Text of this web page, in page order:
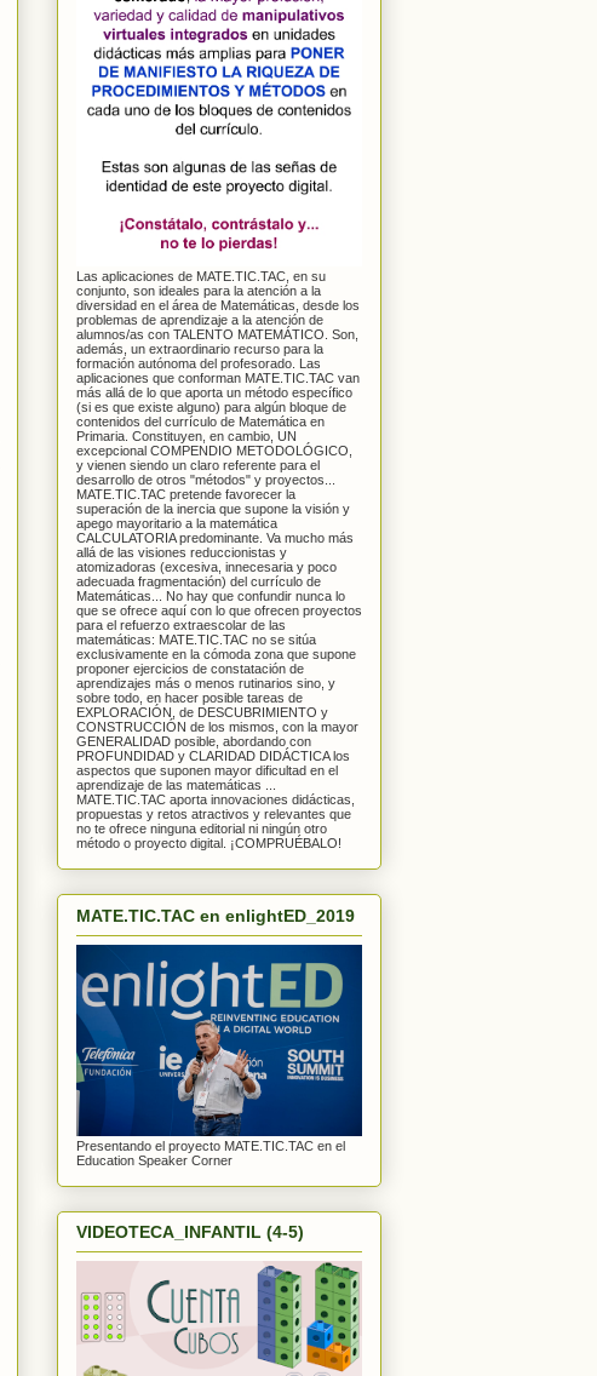
Las aplicaciones de MATE.TIC.TAC, en su
conjunto, son ideales para la atención a la
diversidad en el área de Matemáticas, desde los
problemas de aprendizaje a la atención de
alumnos/as con TALENTO MATEMÁTICO. Son,
además, un extraordinario recurso para la
formación autónoma del profesorado. Las
aplicaciones que conforman MATE.TIC.TAC van
más allá de lo que aporta un método específico
(si es que existe alguno) para algún bloque de
contenidos del currículo de Matemática en
Primaria. Constituyen, en cambio, UN
excepcional COMPENDIO METODOLÓGICO,
y vienen siendo un claro referente para el
desarrollo de otros "métodos" y proyectos...
MATE.TIC.TAC pretende favorecer la
superación de la inercia que supone la visión y
apego mayoritario a la matemática
CALCULATORIA predominante. Va mucho más
allá de las visiones reduccionistas y
atomizadoras (excesiva, innecesaria y poco
adecuada fragmentación) del currículo de
Matemáticas... No hay que confundir nunca lo
que se ofrece aquí con lo que ofrecen proyectos
para el refuerzo extraescolar de las
matemáticas: MATE.TIC.TAC no se sitúa
exclusivamente en la cómoda zona que supone
proponer ejercicios de constatación de
aprendizajes más o menos rutinarios sino, y
sobre todo, en hacer posible tareas de
EXPLORACIÓN, de DESCUBRIMIENTO y
CONSTRUCCIÓN de los mismos, con la mayor
GENERALIDAD posible, abordando con
PROFUNDIDAD y CLARIDAD DIDÁCTICA los
aspectos que suponen mayor dificultad en el
aprendizaje de las matemáticas ...
MATE.TIC.TAC aporta innovaciones didácticas,
propuestas y retos atractivos y relevantes que
no te ofrece ninguna editorial ni ningún otro
método o proyecto digital. ¡COMPRUÉBALO!
MATE.TIC.TAC en enlightED_2019
Presentando el proyecto MATE.TIC.TAC en el
Education Speaker Corner
VIDEOTECA_INFANTIL (4-5)